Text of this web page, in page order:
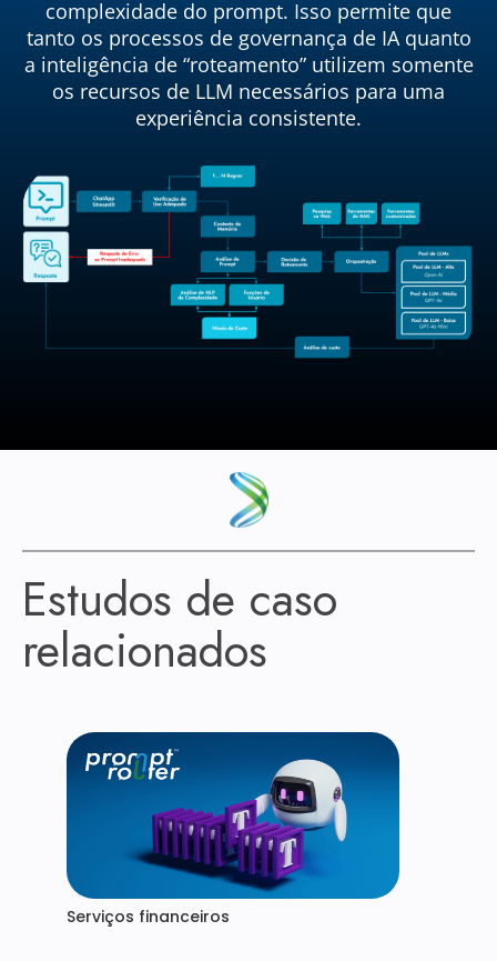
complexidade do prompt. Isso permite que
tanto os processos de governança de IA quanto
a inteligência de “roteamento” utilizem somente
os recursos de LLM necessários para uma
experiência consistente.
Estudos de caso
relacionados
Serviços financeiros